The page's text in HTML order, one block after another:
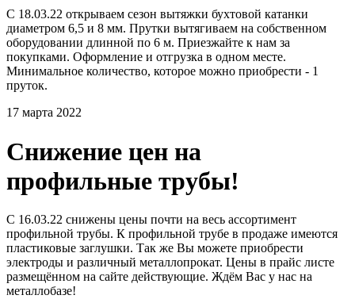
С 18.03.22 открываем сезон вытяжки бухтовой катанки
диаметром 6,5 и 8 мм. Прутки вытягиваем на собственном
оборудовании длинной по 6 м. Приезжайте к нам за
покупками. Оформление и отгрузка в одном месте.
Минимальное количество, которое можно приобрести - 1
пруток.
17 марта 2022
Снижение цен на
профильные трубы!
С 16.03.22 снижены цены почти на весь ассортимент
профильной трубы. К профильной трубе в продаже имеются
пластиковые заглушки. Так же Вы можете приобрести
электроды и различный металлопрокат. Цены в прайс листе
размещённом на сайте действующие. Ждём Вас у нас на
металлобазе!